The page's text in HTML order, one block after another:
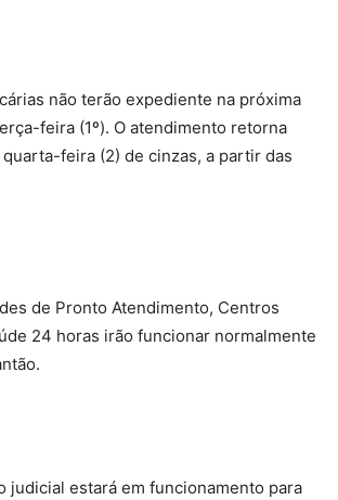
não terão expediente na próxima
feira (1º). O atendimento retorna
feira (2) de cinzas, a partir das
de Pronto Atendimento, Centros
24 horas irão funcionar normalmente
judicial estará em funcionamento para